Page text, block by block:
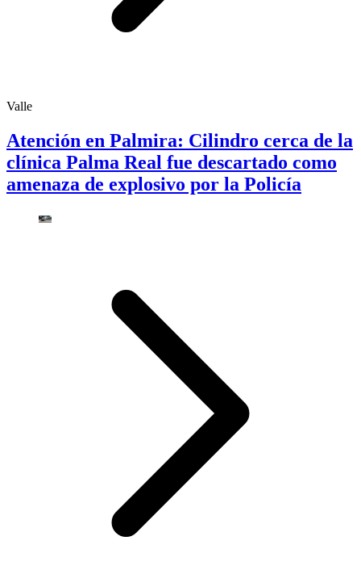
Valle
Atención en Palmira: Cilindro cerca de la
clínica Palma Real fue descartado como
amenaza de explosivo por la Policía